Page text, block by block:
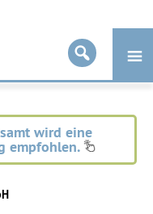
wird eine
empfohlen.